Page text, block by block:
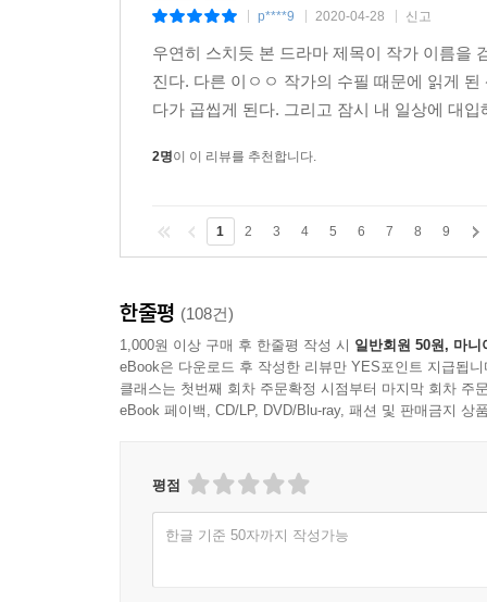
p****9 2020-04-28 신고
우연히 스치듯 본 드라마 제목이 작가 이름을
진다. 다른 이ㅇㅇ 작가의 수필 때문에 읽게
다가 곱씹게 된다. 그리고 잠시 내 일상에 대
2명이 이 리뷰를 추천합니다.
1 2 3 4 5 6 7 8 9
한줄평 (108건)
1,000원 이상 구매 후 한줄평 작성 시 일반회원 50원, 마니
eBook은 다운로드 후 작성한 리뷰만 YES포인트 지급됩니
클래스는 첫번째 회차 주문확정 시점부터 마지막 회차 주
eBook 페이백, CD/LP, DVD/Blu-ray, 패션 및 판매금지 상
평점
한글 기준 50자까지 작성가능